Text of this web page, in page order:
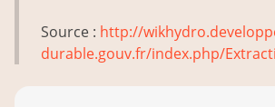
Source : http://
durable.gouv.fr/index.php/